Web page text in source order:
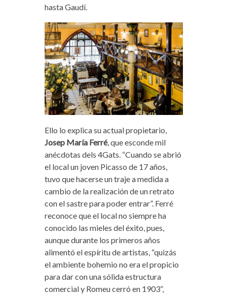
hasta Gaudí.
Ello lo explica su actual propietario,
Josep María Ferré, que esconde mil
anécdotas dels 4Gats. “Cuando se abrió
el local un joven Picasso de 17 años,
tuvo que hacerse un traje a medida a
cambio de la realización de un retrato
con el sastre para poder entrar”. Ferré
reconoce que el local no siempre ha
conocido las mieles del éxito, pues,
aunque durante los primeros años
alimentó el espíritu de artistas, “quizás
el ambiente bohemio no era el propicio
para dar con una sólida estructura
comercial y Romeu cerró en 1903”,